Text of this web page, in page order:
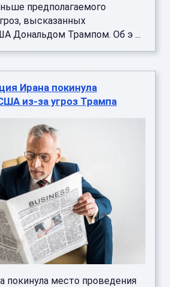
предполагаемого
высказанных
Дональдом Трампом. Об э ...
Ирана покинула
из-за угроз Трампа
покинула место проведения